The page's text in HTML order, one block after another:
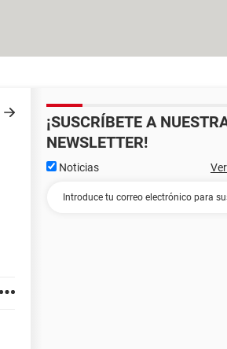
¡SUSCRÍBETE A
NEWSLETTER!
Noticias